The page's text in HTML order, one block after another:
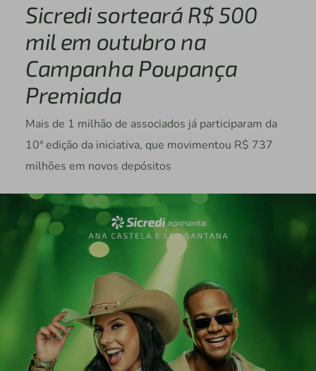
Sicredi sorteará R$ 500
mil em outubro na
Campanha Poupança
Premiada
Mais de 1 milhão de associados já participaram da
10ª edição da iniciativa, que movimentou R$ 737
milhões em novos depósitos